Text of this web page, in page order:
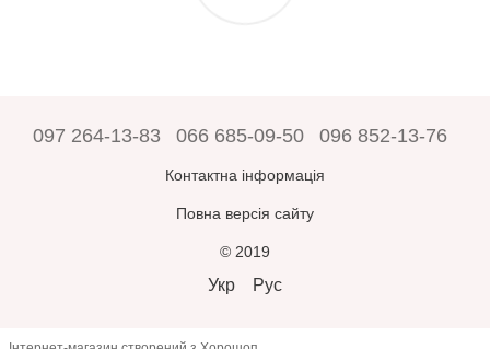
097 264-13-83 066 685-09-50 096 852-13-76
Контактна інформація
Повна версія сайту
© 2019
Укр Рус